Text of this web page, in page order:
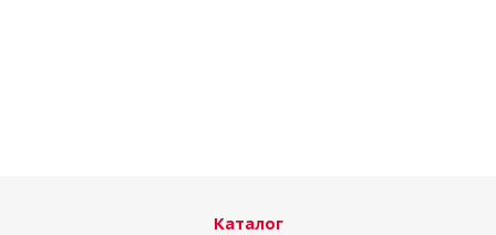
Каталог